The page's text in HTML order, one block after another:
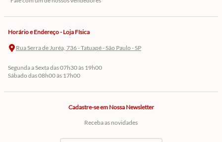
Horário e Endereço - Loja Física
Rua Serra de Juréa, 736 - Tatuapé - São Paulo - SP
Segunda a Sexta das 07h30 às 19h00
Sábado das 08h00 às 17h00
Cadastre-se em Nossa Newsletter
Receba as novidades